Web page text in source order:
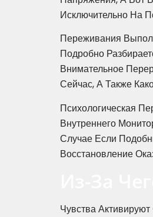
Исключительно На
Переживания
Подробно
Внимательное
Сейчас, А Также
Психологическая
Внутреннего
Случае Если
Восстановление
Чувства